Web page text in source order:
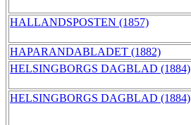
HALLANDSPOSTEN (1857)
HAPARANDABLADET (1882)
HELSINGBORGS DAGBLAD (1884)
HELSINGBORGS DAGBLAD (1884)